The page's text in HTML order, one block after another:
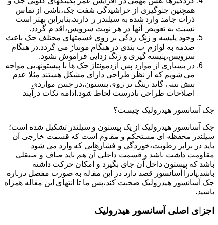
همچنین جلوگیری از خراشیدگی شفت جک،ناشی از تماس
ذرات جامد وارد شده به سیلندر را دارند،بنابراین بهتر است
نسبت به تعویض آنها در هر نوبت سرویس،اقدام گردد.
وجود پلیسه و زنگ زدگی بر روی قسمتهای مختلف جک باعث
صدمه به لوازم آب بندی در هنگام مونتاژ می گردد.در هنگام
سرویس،پلیسه گیری و زنگ زدایی فراموش نشود.
در بسیاری از موارد پس ازدمونتاژ جک ها با پیستونهایی مواجه
می شویم که از نظر طراحی دارای مشکل هستند مثلا عدم
پیش بینی گاید رینگ بر روی پیستون،در چنین مواردی
اصلاحات طراحی نادرست لحاظ شود.ادامه نکات درآیند
جک آسانسور هیدرولیک چیست؟
جک آسانسور هیدرولیک از یک پیستون و سیلندر تشکیل شده است؛
سیلندر محفظه ای مستحکم و مقاوم است که قسمت خارجی آن
باید در برابر رطوبت،خوردگی و فشارهایی که وارد می شود
مقاومت داشت باشد و قسمت داخلی آن هم باید صاف و صیقلی
باشد که پیستون داخل آن جای بگیرد و امکان حرکت داشته
باشد.پادرا آسانسور قصد دارد در این مقاله به صورت مفصل درباره
جک آسانسور هیدرولیک صحبت کند،پس ما تا انتهای این مقاله همراه
باشید.
اجزای اصلی آسانسور هیدرولیک